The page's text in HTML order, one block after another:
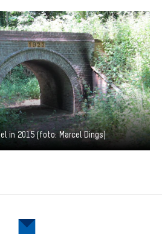
in 2015 (foto: Marcel Dings)